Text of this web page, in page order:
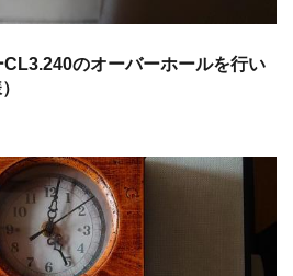
のオーバーホールを行い